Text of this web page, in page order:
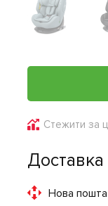
Стежити за
Доставка
Нова пошта